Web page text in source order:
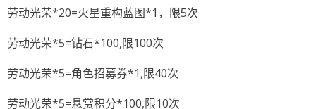
劳动光荣*20=火星重构蓝图*1，限5次
劳动光荣*5=钻石*100,限100次
劳动光荣*5=角色招募券*1,限40次
劳动光荣*5=悬赏积分*100,限10次